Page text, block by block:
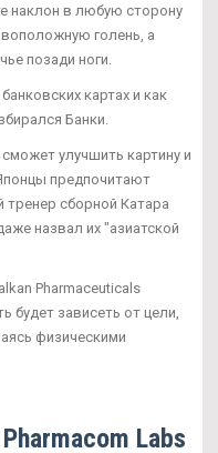
наклон в любую сторону
голень, а
позади ноги.
картах и как
Банки.
улучшить картину и
предпочитают
тренер сборной Катара
назвал их "азиатской
Pharmaceuticals
будет зависеть от цели,
физическими
Labs